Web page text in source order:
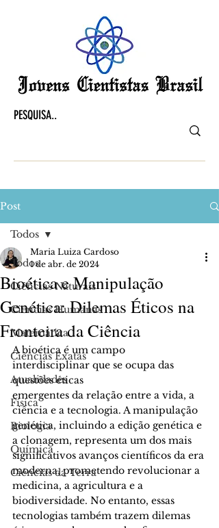
Post
Todos
Ciências Naturais
Ciências Humanas
Matemática
Ciências Exatas
Atualidades
Física
Biologia
Química
Ciências da Terra
Todos
Bioética e Manipulação
Genética: Dilemas Éticos na
Fronteira da Ciência
Maria Luiza Cardoso
1 de abr. de 2024
A bioética é um campo
interdisciplinar que se ocupa das
questões éticas
emergentes da relação entre a vida, a
ciência e a tecnologia. A manipulação
genética, incluindo a edição genética e
a clonagem, representa um dos mais
significativos avanços científicos da era
moderna, prometendo revolucionar a
medicina, a agricultura e a
biodiversidade. No entanto, essas
tecnologias também trazem dilemas